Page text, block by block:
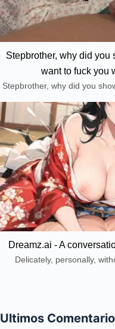
Stepbrother, why did you
want to fuck you
Stepbrother, why did you
Dreamz.ai - A
Delicately, personally,
Ultimos